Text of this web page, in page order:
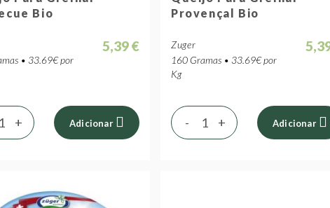
Bio
• 33.69€ por
5,39 €
+ Adicionar
Provençal Bio
Zuger
160 Gramas • 33.69€ por
Kg
+
- Adicionar